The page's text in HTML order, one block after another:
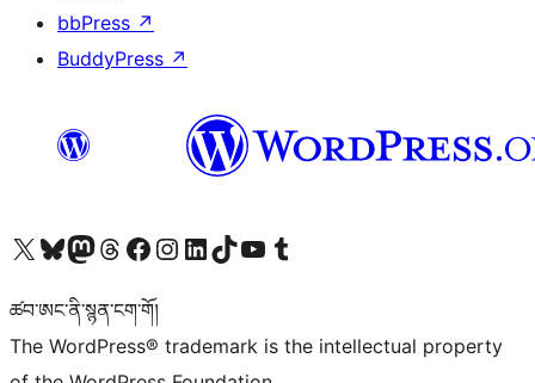
bbPress ↗
BuddyPress ↗
Visit our X (formerly Twitter) account
Visit our Bluesky account
Visit our Mastodon account
Visit our Threads account
Visit our Facebook page
Visit our Instagram account
Visit our LinkedIn account
Visit our TikTok account
Visit our YouTube channel
Visit our Tumblr account
ཚབ་ཨང་ནི་སྙན་ངག་གོ།
The WordPress® trademark is the intellectual property